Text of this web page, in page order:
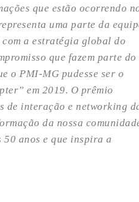
que estão ocorrendo
uma parte da
a estratégia global do
que fazem parte do
o PMI-MG pudesse ser o
em 2019. O prêmio
de interação e networking
da nossa
anos e que inspira a